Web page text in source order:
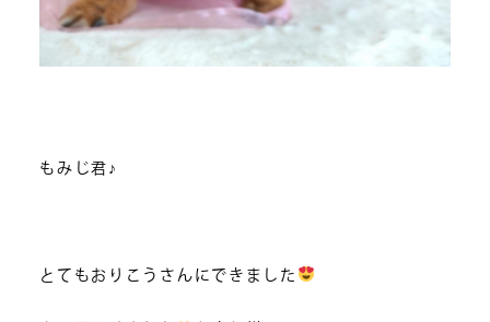
もみじ君♪
とてもおりこうさんにできました